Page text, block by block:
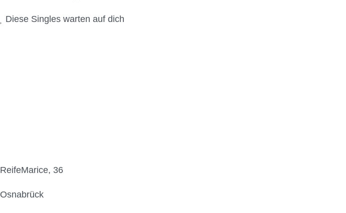
Diese Singles warten auf dich
ReifeMarice, 36
Osnabrück